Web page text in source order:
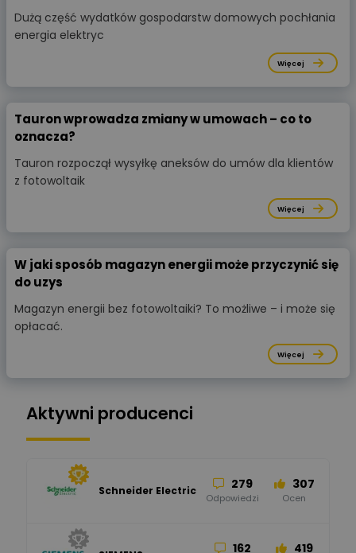
Dużą część wydatków gospodarstw domowych pochłania
energia elektryc
Więcej
Tauron wprowadza zmiany w umowach – co to
oznacza?
Tauron rozpoczął wysyłkę aneksów do umów dla klientów
z fotowoltaik
Więcej
W jaki sposób magazyn energii może przyczynić się
do uzys
Magazyn energii bez fotowoltaiki? To możliwe – i może się
opłacać.
Więcej
Aktywni producenci
Schneider Electric 279
Odpowiedzi
307
Ocen
162 419